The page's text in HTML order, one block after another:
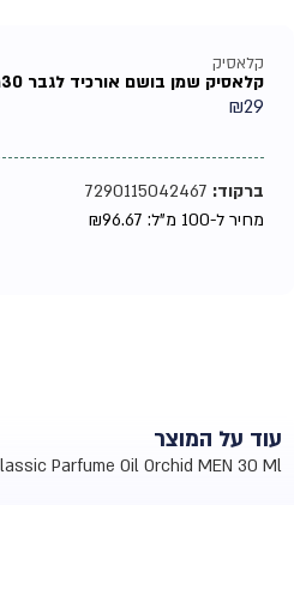
קלאסיק
קלאסיק שמן בושם אורכיד לגבר 30מל
₪29
ברקוד:7290115042467
מחיר ל-100 מ"ל:
₪96.67
עוד על המוצר
Classic Parfume Oil Orchid MEN 30 Ml